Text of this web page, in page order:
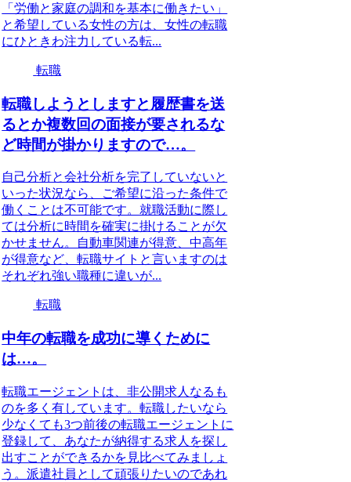
「労働と家庭の調和を基本に働きたい」
と希望している女性の方は、女性の転職
にひときわ注力している転...
転職
転職しようとしますと履歴書を送
るとか複数回の面接が要されるな
ど時間が掛かりますので…。
自己分析と会社分析を完了していないと
いった状況なら、ご希望に沿った条件で
働くことは不可能です。就職活動に際し
ては分析に時間を確実に掛けることが欠
かせません。自動車関連が得意、中高年
が得意など、転職サイトと言いますのは
それぞれ強い職種に違いが...
転職
中年の転職を成功に導くために
は…。
転職エージェントは、非公開求人なるも
のを多く有しています。転職したいなら
少なくても3つ前後の転職エージェントに
登録して、あなたが納得する求人を探し
出すことができるかを見比べてみましょ
う。派遣社員として頑張りたいのであれ